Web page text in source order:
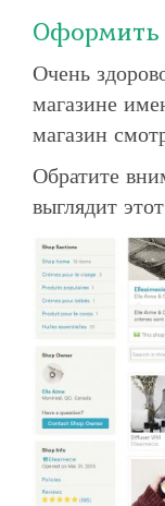
Оформить
Очень
магазине
магазин
Обратите
выглядит